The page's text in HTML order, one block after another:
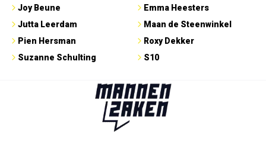
Joy Beune
Jutta Leerdam
Pien Hersman
Suzanne Schulting
Emma Heesters
Maan de Steenwinkel
Roxy Dekker
S10